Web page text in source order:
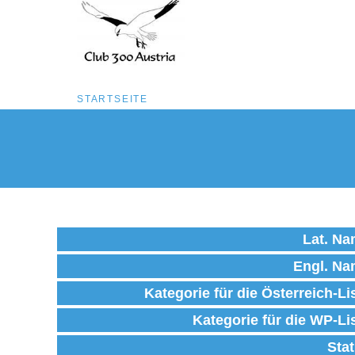
Inhalt
Pfadnavigation
STARTSEITE
Lat.
Engl.
Kategorie für die Österreich-
Kategorie für die WP-